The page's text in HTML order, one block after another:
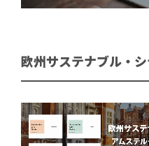
欧州サステナブル・